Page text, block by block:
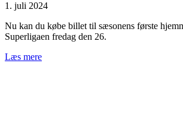
1. juli 2024
Nu kan du købe billet til sæsonens første
Superligaen fredag den 26.
Læs mere